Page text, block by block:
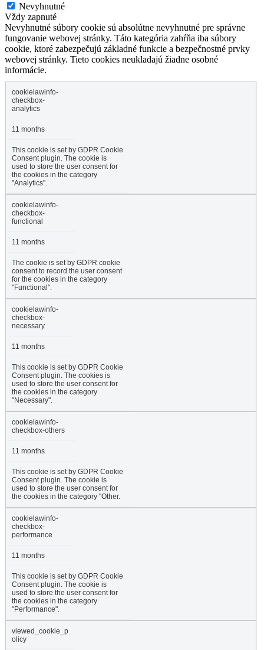
Nevyhnutné
Vždy zapnuté
Nevyhnutné súbory cookie sú absolútne nevyhnutné pre správne
fungovanie webovej stránky. Táto kategória zahŕňa iba súbory
cookie, ktoré zabezpečujú základné funkcie a bezpečnostné prvky
webovej stránky. Tieto cookies neukladajú žiadne osobné
informácie.
cookielawinfo-
checkbox-
analytics
11 months
This cookie is set by GDPR Cookie
Consent plugin. The cookie is
used to store the user consent for
the cookies in the category
"Analytics".
cookielawinfo-
checkbox-
functional
11 months
The cookie is set by GDPR cookie
consent to record the user consent
for the cookies in the category
"Functional".
cookielawinfo-
checkbox-
necessary
11 months
This cookie is set by GDPR Cookie
Consent plugin. The cookies is
used to store the user consent for
the cookies in the category
"Necessary".
cookielawinfo-
checkbox-others
11 months
This cookie is set by GDPR Cookie
Consent plugin. The cookie is
used to store the user consent for
the cookies in the category "Other.
cookielawinfo-
checkbox-
performance
11 months
This cookie is set by GDPR Cookie
Consent plugin. The cookie is
used to store the user consent for
the cookies in the category
"Performance".
viewed_cookie_p
olicy